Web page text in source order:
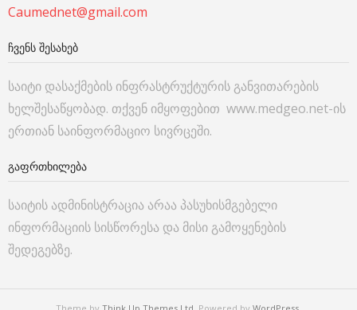
Caumednet@gmail.com
ᲩᲕᲔᲜᲡ ᲨᲔᲡᲐᲮᲔᲑ
საიტი დასაქმების ინფრასტრუქტურის განვითარების
ხელშესაწყობად. თქვენ იმყოფებით www.medgeo.net-ის
ერთიან საინფორმაციო სივრცეში.
ᲒᲐᲤᲠᲗᲮᲘᲚᲔᲑᲐ
საიტის ადმინისტრაცია არაა პასუხისმგებელი
ინფორმაციის სისწორესა და მისი გამოყენების
შედეგებზე.